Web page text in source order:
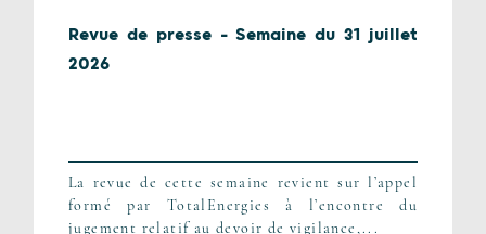
Revue de presse – Semaine du 31 juillet
2026
La revue de cette semaine revient sur l’appel
formé par TotalEnergies à l’encontre du
jugement relatif au devoir de vigilance,...